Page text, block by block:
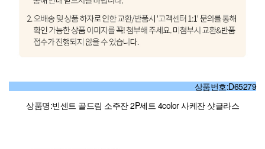
상품번호:D65279
상품명:빈센트 골드림 소주잔 2P세트 4color 사케잔 샷글라스